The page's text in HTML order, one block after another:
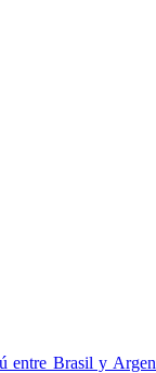
entre Brasil y